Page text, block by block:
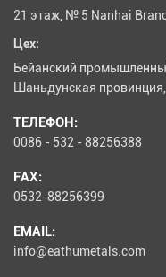
21 этаж, № 5 Nanhai
Цех:
Бейанский
Шаньдунская
ТЕЛЕФОН:
0086 - 532 - 88256388
FAX:
0532-88256399
EMAIL:
info@eathumetals.com